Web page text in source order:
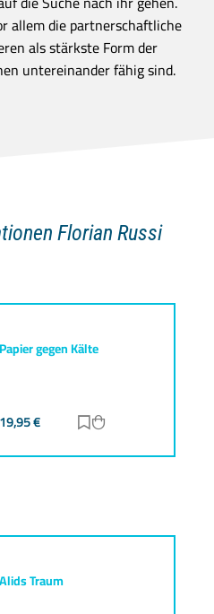
allem die partnerschaftliche
als stärkste Form der
untereinander fähig sind.
Florian Russi
Papier gegen Kälte
19,95€ Zur Merkliste
Alids Traum